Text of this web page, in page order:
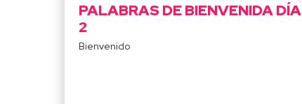
PALABRAS DE BIENVENIDA DÍA
2
Bienvenido